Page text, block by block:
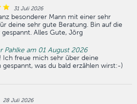
31 Juli 2026
besonderer Mann mit einer sehr
deine sehr gute Beratung. Bin auf die
Alles Gute, Jörg
Pahlke am 01 August 2026
Ich freue mich sehr über deine
was du bald erzählen wirst:-)
28 Juli 2026